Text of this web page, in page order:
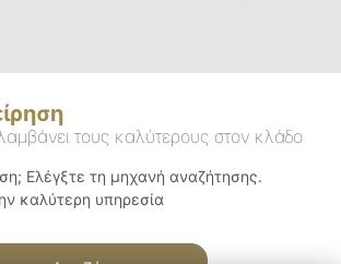
τους καλύτερους στον κλάδο
Ελέγξτε τη μηχανή αναζήτησης.
καλύτερη υπηρεσία